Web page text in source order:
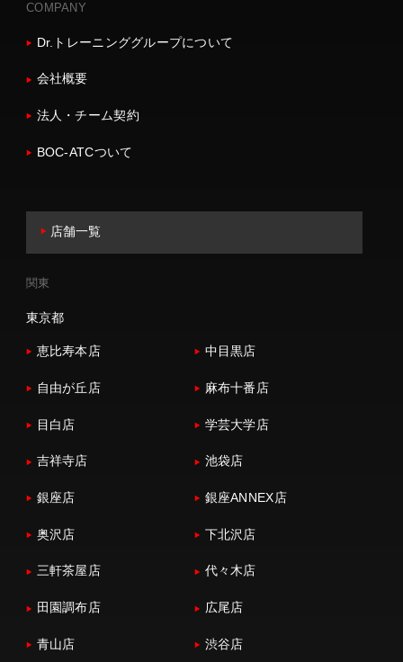
COMPANY
Dr.トレーニンググループについて
会社概要
法人・チーム契約
BOC-ATCついて
店舗一覧
関東
東京都
恵比寿本店 中目黒店
自由が丘店 麻布十番店
目白店 学芸大学店
吉祥寺店 池袋店
銀座店 銀座ANNEX店
奥沢店 下北沢店
三軒茶屋店 代々木店
田園調布店 広尾店
青山店 渋谷店